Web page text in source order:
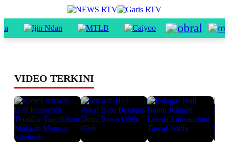
VIDEO TERKINI